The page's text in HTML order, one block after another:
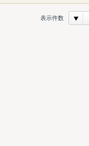
表示件数